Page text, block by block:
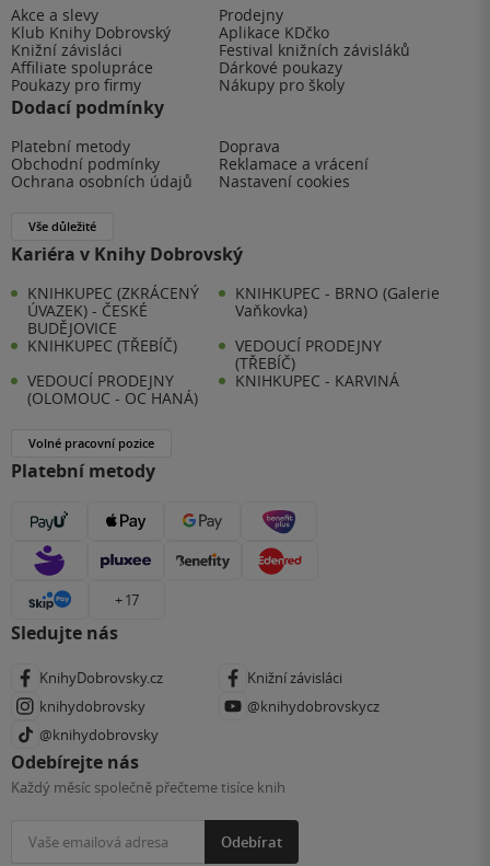
Akce a slevy
Prodejny
Klub Knihy Dobrovský
Aplikace KDčko
Knižní závisláci
Festival knižních závisláků
Affiliate spolupráce
Dárkové poukazy
Poukazy pro firmy
Nákupy pro školy
Dodací podmínky
Platební metody
Doprava
Obchodní podmínky
Reklamace a vrácení
Ochrana osobních údajů
Nastavení cookies
Vše důležité
Kariéra v Knihy Dobrovský
KNIHKUPEC (ZKRÁCENÝ
ÚVAZEK) - ČESKÉ
BUDĚJOVICE
KNIHKUPEC - BRNO (Galerie
Vaňkovka)
KNIHKUPEC (TŘEBÍČ)
VEDOUCÍ PRODEJNY
(TŘEBÍČ)
VEDOUCÍ PRODEJNY
(OLOMOUC - OC HANÁ)
KNIHKUPEC - KARVINÁ
Volné pracovní pozice
Platební metody
+ 17
Sledujte nás
KnihyDobrovsky.cz
Knižní závisláci
knihydobrovsky
@knihydobrovskycz
@knihydobrovsky
Odebírejte nás
Každý měsíc společně přečteme tisíce knih
Odebírat